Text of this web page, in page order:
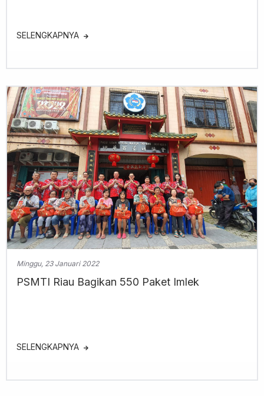
SELENGKAPNYA
Minggu, 23 Januari 2022
PSMTI Riau Bagikan 550 Paket Imlek
SELENGKAPNYA